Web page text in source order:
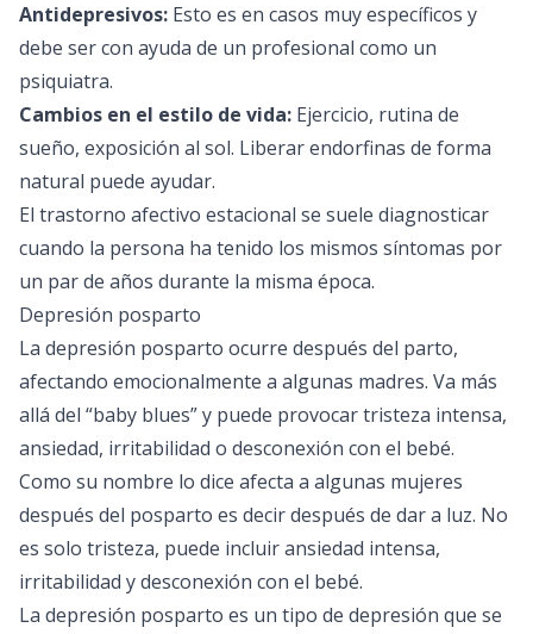
Antidepresivos: Esto es en casos muy específicos y
debe ser con ayuda de un profesional como un
psiquiatra.
Cambios en el estilo de vida: Ejercicio, rutina de
sueño, exposición al sol. Liberar endorfinas de forma
natural puede ayudar.
El trastorno afectivo estacional se suele diagnosticar
cuando la persona ha tenido los mismos síntomas por
un par de años durante la misma época.
Depresión posparto
La depresión posparto ocurre después del parto,
afectando emocionalmente a algunas madres. Va más
allá del “baby blues” y puede provocar tristeza intensa,
ansiedad, irritabilidad o desconexión con el bebé.
Como su nombre lo dice afecta a algunas mujeres
después del posparto es decir después de dar a luz. No
es solo tristeza, puede incluir ansiedad intensa,
irritabilidad y desconexión con el bebé.
La depresión posparto es un tipo de depresión que se